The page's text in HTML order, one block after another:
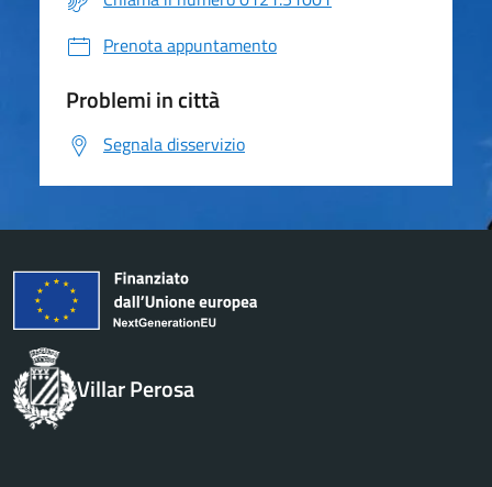
Prenota appuntamento
Problemi in città
Segnala disservizio
Villar Perosa